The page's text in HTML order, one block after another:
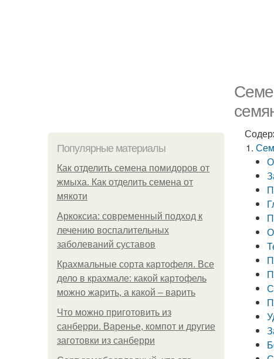
Популярные материалы
Как отделить семена помидоров от
жмыха. Как отделить семена от
мякоти
Аркоксиа: современный подход к
лечению воспалительных
заболеваний суставов
Крахмальные сорта картофеля. Все
дело в крахмале: какой картофель
можно жарить, а какой – варить
Что можно приготовить из
санберри. Варенье, компот и другие
заготовки из санберри